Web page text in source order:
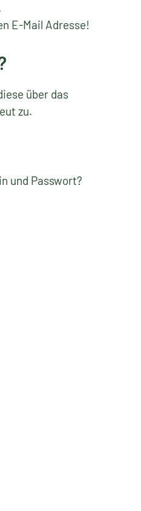
E-Mail Adresse!
über das
zu.
und Passwort?